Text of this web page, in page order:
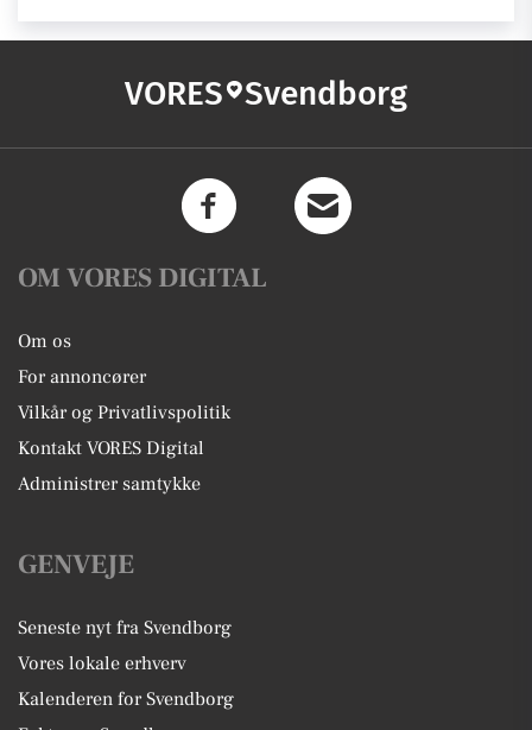
VORES Svendborg
OM VORES DIGITAL
Om os
For annoncører
Vilkår og Privatlivspolitik
Kontakt VORES Digital
Administrer samtykke
GENVEJE
Seneste nyt fra Svendborg
Vores lokale erhverv
Kalenderen for Svendborg